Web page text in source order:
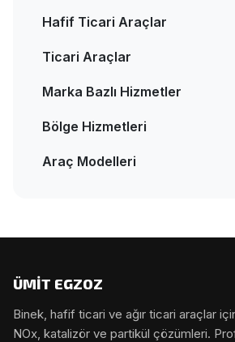
Hafif Ticari Araçlar
Ticari Araçlar
Marka Bazlı Hizmetler
Bölge Hizmetleri
Araç Modelleri
ÜMİT EGZOZ
Binek, hafif ticari ve ağır ticari araçlar
NOx, katalizör ve partikül çözümleri.